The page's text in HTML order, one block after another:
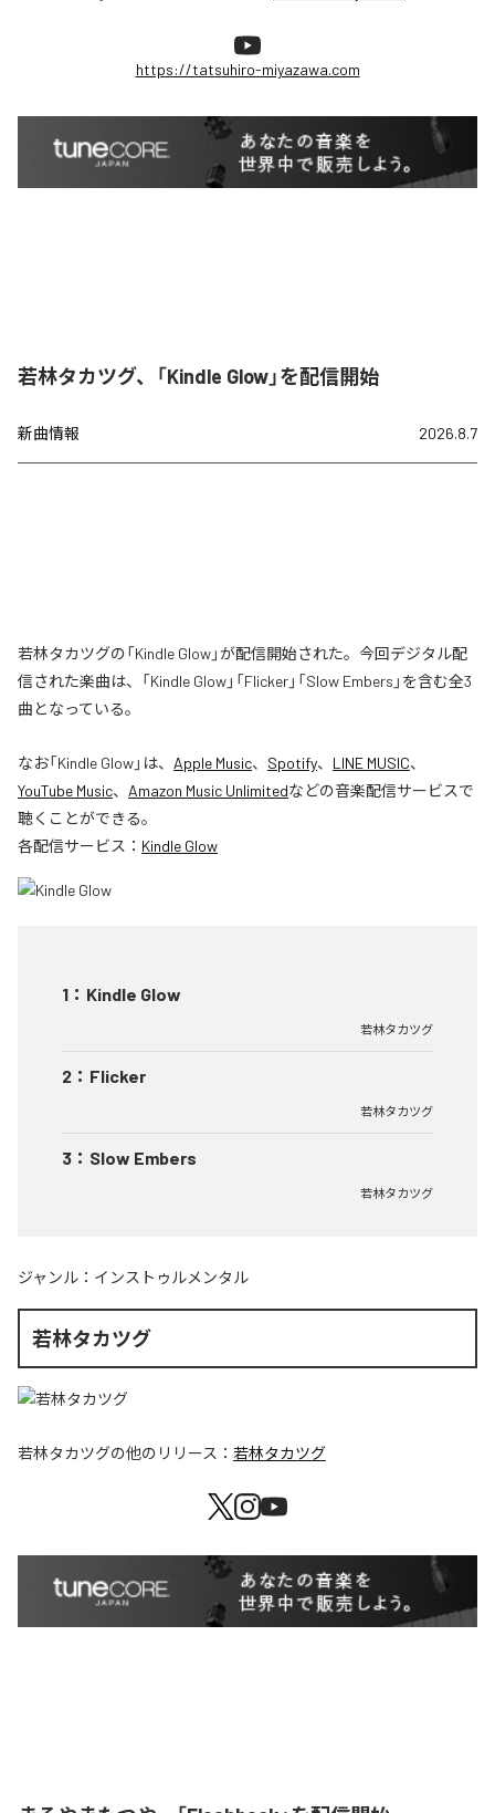
https://tatsuhiro-miyazawa.com
若林タカツグ、「Kindle Glow」を配信開始
新曲情報 2026.8.7
若林タカツグの「Kindle Glow」が配信開始された。今回デジタル配
信された楽曲は、「Kindle Glow」「Flicker」「Slow Embers」を含む全3
曲となっている。
なお「Kindle Glow」は、 Apple Music、 Spotify、 LINE MUSIC、
YouTube Music、 Amazon Music Unlimitedなどの音楽配信サービスで
聴くことができる。
各配信サービス： Kindle Glow
1 ： Kindle Glow
若林タカツグ
2 ： Flicker
若林タカツグ
3 ： Slow Embers
若林タカツグ
ジャンル： インストゥルメンタル
若林タカツグ
若林タカツグの他のリリース： 若林タカツグ